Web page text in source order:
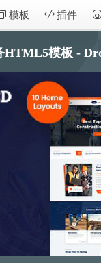
模板 插件
HTML5模板 -